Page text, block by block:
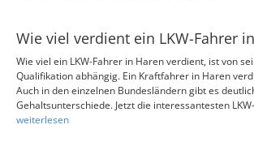
Wie viel verdient ein LKW-Fahrer
Wie viel ein LKW-Fahrer in Haren verdient, ist von
Qualifikation abhängig. Ein Kraftfahrer in Haren
Auch in den einzelnen Bundesländern gibt es
Gehaltsunterschiede. Jetzt die interessantesten
weiterlesen